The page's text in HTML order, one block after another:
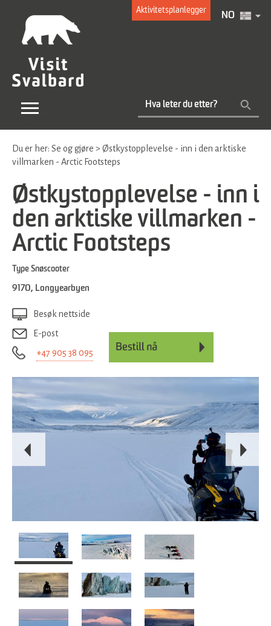
Aktivitetsplanlegger
NO
Du er her: Se og gjøre > Østkystopplevelse - inn i den arktiske
villmarken - Arctic Footsteps
Østkystopplevelse - inn i
den arktiske villmarken -
Arctic Footsteps
Type Snøscooter
9170, Longyearbyen
Besøk nettside
E-post
+47 905 38 095